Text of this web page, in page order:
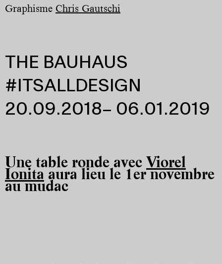
Graphisme Chris Gautschi
THE BAUHAUS
#ITSALLDESIGN
20.09.2018– 06.01.2019
Une table ronde avec Viorel
Ionita aura lieu le 1er novembre
au mudac